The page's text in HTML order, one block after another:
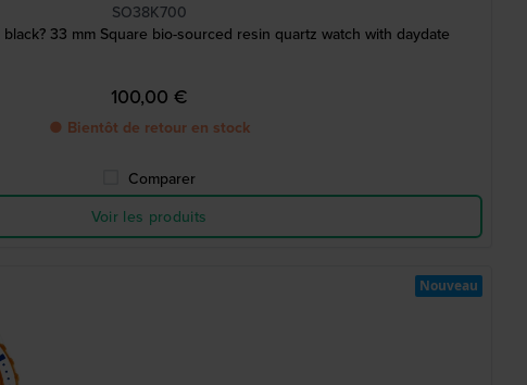
SO38K700
33 mm Square bio-sourced resin quartz watch with daydate
100,00 €
● Bientôt de retour en stock
Comparer
Voir les produits
Nouveau